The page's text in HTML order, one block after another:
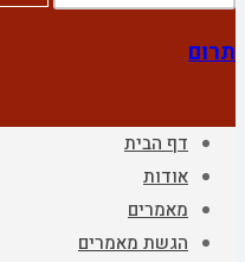
תרום
דף הבית
אודות
מאמרים
הגשת מאמרים